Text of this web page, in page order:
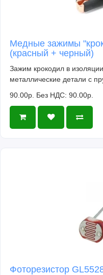
  delay(10);
}
Откроем плоттер и
Медные зажимы
(красный + черный)
Зажим крокодил в
металлические детали с
90.00р. Без НДС: 90.00р.
Фоторезистор